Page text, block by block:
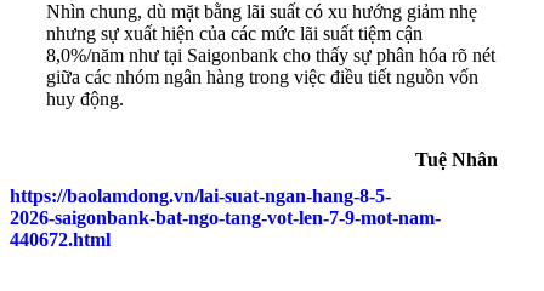
Nhìn chung, dù mặt bằng lãi suất có xu hướng giảm nhẹ
nhưng sự xuất hiện của các mức lãi suất tiệm cận
8,0%/năm như tại Saigonbank cho thấy sự phân hóa rõ nét
giữa các nhóm ngân hàng trong việc điều tiết nguồn vốn
huy động.
Tuệ Nhân
https://baolamdong.vn/lai-suat-ngan-hang-8-5-
2026-saigonbank-bat-ngo-tang-vot-len-7-9-mot-nam-
440672.html